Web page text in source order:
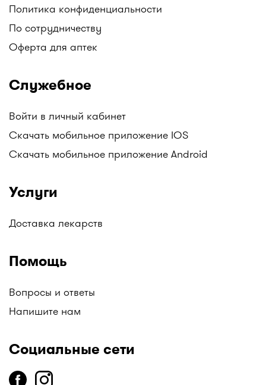
Политика конфиденциальности
По сотрудничеству
Оферта для аптек
Служебное
Войти в личный кабинет
Скачать мобильное приложение IOS
Скачать мобильное приложение Android
Услуги
Доставка лекарств
Помощь
Вопросы и ответы
Напишите нам
Социальные сети